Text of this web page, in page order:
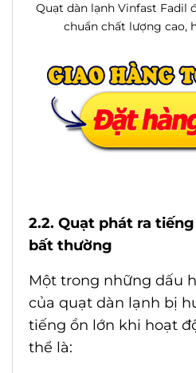
Quạt dàn lạnh Vinfast Fadil
chuẩn chất lượng cao,
2.2. Quạt phát ra
bất thường
Một trong những dấu
của quạt dàn lạnh bị
tiếng ồn lớn khi hoạt
thể là: